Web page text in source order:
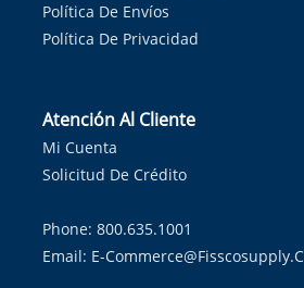
Política De Envíos
Política De Privacidad
Atención Al Cliente
Mi Cuenta
Solicitud De Crédito
Phone: 800.635.1001
Email: E-